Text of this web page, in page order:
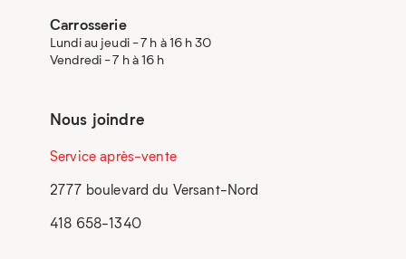
Carrosserie
Lundi au jeudi - 7 h à 16 h 30
Vendredi - 7 h à 16 h
Nous joindre
Service après-vente
2777 boulevard du Versant-Nord
418 658-1340